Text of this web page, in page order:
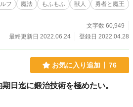
フ 魔法 もふもふ 獣人 勇者と魔王
文字数 60,949
最終更新日 2022.06.24
登録日 2022.04.28
お気に入り追加 76
日迄に鍛治技術を極めたい。